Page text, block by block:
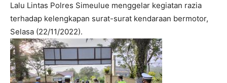
Lalu Lintas Polres Simeulue menggelar kegiatan razia
terhadap kelengkapan surat-surat kendaraan bermotor,
Selasa (22/11/2022).